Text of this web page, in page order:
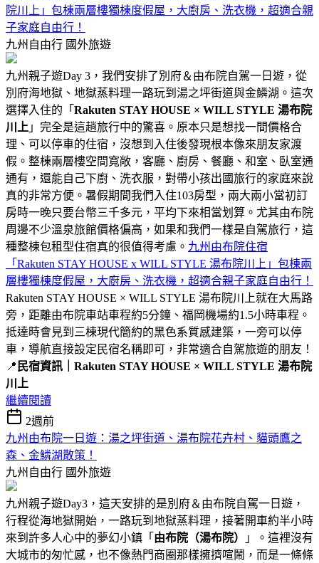
院川上」包棟兩層樓獨棟度假屋，大廚房、洗衣機，超適合親
子家庭自由行！
九州自由行 國外旅遊
九州親子遊Day 3，我們安排了別府＆由布院自駕一日遊，從
別府海地獄、地獄蒸料理一路玩到湯之坪街道與金鱗湖。這次
選擇入住的「 Rakuten STAY HOUSE × WILL STYLE 湯布院
川上 」完全是這趟旅行中的驚喜。原本只是想找一間價格合
理、可以停車的住宿，沒想到入住後發現根本像來朋友家渡
假。整棟兩層樓空間寬敞，客廳、廚房、餐廳、和室、臥室通
通有，還能自己下廚、洗衣服，對帶小孩出國旅行的家庭來說
真的非常方便。暑假期間我們入住103房型，兩大兩小當初訂
房時一晚只要台幣三千多元，平均下來相當划算。尤其由布院
周邊不少溫泉旅館價格偏高，如果和我們一樣是自駕旅行，這
種整棟包租型住宿真的很值得考慮。 九州由布院住宿
「Rakuten STAY HOUSE x WILL STYLE 湯布院川上」包棟兩
層樓獨棟度假屋，大廚房、洗衣機，超適合親子家庭自由行！
Rakuten STAY HOUSE × WILL STYLE 湯布院川上就在大馬路
旁，距離由布院車站車程約5分鐘、福岡機場約1.5小時車程。
抵達時會見到三棟現代簡約的黑色系質感建築，一旁可以停
車，導航直接設定民宿名稱即可，非常適合自駕旅遊的朋友！
📍 民宿資訊｜Rakuten STAY HOUSE × WILL STYLE 湯布院
川上
繼續閱讀
2週前
九州由布院一日遊：湯之坪街道、湯布院花卉村、貓頭鷹之
森、金鱗湖散策！
九州自由行 國外旅遊
九州親子遊Day3，這天安排的是別府＆由布院自駕一日遊，
行程從海地獄開始，一路玩到地獄蒸料理，接著開車約半小時
來到許多人心中的夢幻小鎮「 由布院（湯布院）
」。這裡沒有
大城市的匆忙感，也不像熱門商圈那樣擁擠喧鬧，而是一條條